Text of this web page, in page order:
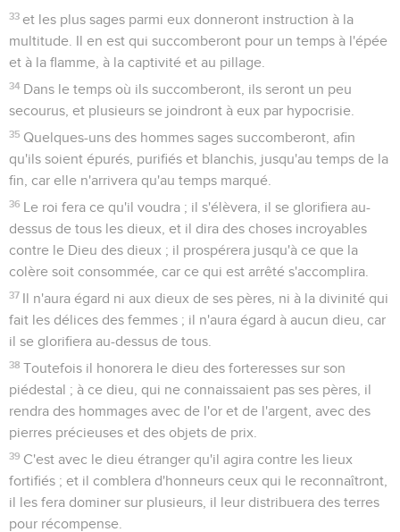
33 et les plus sages parmi eux donneront instruction à la
multitude. Il en est qui succomberont pour un temps à l'épée
et à la flamme, à la captivité et au pillage.
34 Dans le temps où ils succomberont, ils seront un peu
secourus, et plusieurs se joindront à eux par hypocrisie.
35 Quelques-uns des hommes sages succomberont, afin
qu'ils soient épurés, purifiés et blanchis, jusqu'au temps de la
fin, car elle n'arrivera qu'au temps marqué.
36 Le roi fera ce qu'il voudra ; il s'élèvera, il se glorifiera au-
dessus de tous les dieux, et il dira des choses incroyables
contre le Dieu des dieux ; il prospérera jusqu'à ce que la
colère soit consommée, car ce qui est arrêté s'accomplira.
37 Il n'aura égard ni aux dieux de ses pères, ni à la divinité qui
fait les délices des femmes ; il n'aura égard à aucun dieu, car
il se glorifiera au-dessus de tous.
38 Toutefois il honorera le dieu des forteresses sur son
piédestal ; à ce dieu, qui ne connaissaient pas ses pères, il
rendra des hommages avec de l'or et de l'argent, avec des
pierres précieuses et des objets de prix.
39 C'est avec le dieu étranger qu'il agira contre les lieux
fortifiés ; et il comblera d'honneurs ceux qui le reconnaîtront,
il les fera dominer sur plusieurs, il leur distribuera des terres
pour récompense.